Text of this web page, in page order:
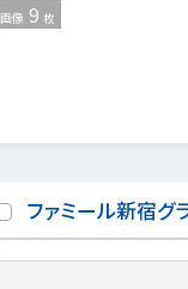
画像 9 枚
ファミール新宿グ